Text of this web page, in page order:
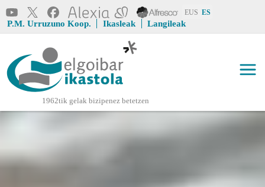
Pasar al contenido principal EUS ES
Erabiltzaile
goiburuMenua
P.M. Urruzuno Koop. Ikasleak Langileak
Elgoibar Ikastola
1962tik gelak bizipenez betetzen